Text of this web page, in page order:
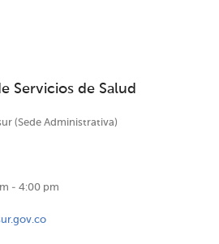
Servicios de Salud
(Sede Administrativa)
- 4:00 pm